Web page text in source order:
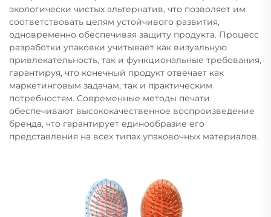
экологически чистых альтернатив, что позволяет им
соответствовать целям устойчивого развития,
одновременно обеспечивая защиту продукта. Процесс
разработки упаковки учитывает как визуальную
привлекательность, так и функциональные требования,
гарантируя, что конечный продукт отвечает как
маркетинговым задачам, так и практическим
потребностям. Современные методы печати
обеспечивают высококачественное воспроизведение
бренда, что гарантирует единообразие его
представления на всех типах упаковочных материалов.